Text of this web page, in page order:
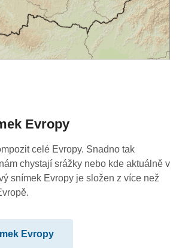
Evropy
celé Evropy. Snadno tak
chystají srážky nebo kde aktuálně v
snímek Evropy je složen z více než
Evropy